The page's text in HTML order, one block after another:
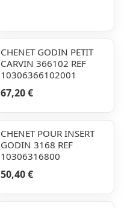
CHENET GODIN PETIT
CARVIN 366102 REF
10306366102001
67,20 €
CHENET POUR INSERT
GODIN 3168 REF
10306316800
50,40 €